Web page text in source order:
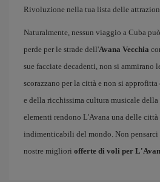
Rivoluzione nella tua lista delle
Naturalmente, nessun viaggio a Cuba
perde per le strade dell'Avana Vecchia
sue facciate decadenti, non si ammirano
scorazzano per la città e non si
e della ricchissima cultura musicale
elementi rendono L'Avana una delle città
indimenticabili del mondo. Non pensarci
nostre migliori offerte di voli per